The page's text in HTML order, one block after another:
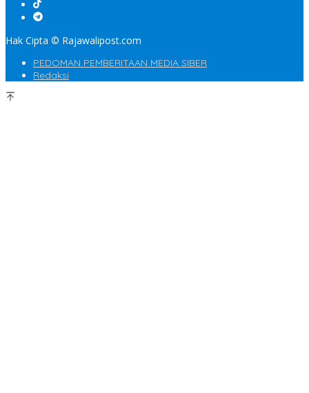
Hak Cipta © Rajawalipost.com
PEDOMAN PEMBERITAAN MEDIA SIBER
Redaksi